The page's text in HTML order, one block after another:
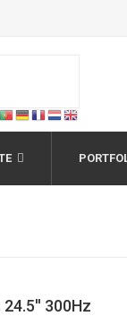
300Hz